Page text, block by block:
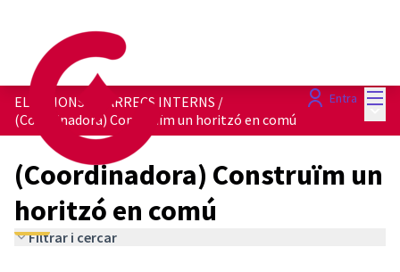
Entra
ELECCIONS A CÀRRECS INTERNS /
(Coordinadora) Construïm un horitzó en comú
(Coordinadora) Construïm un
horitzó en comú
Filtrar i cercar